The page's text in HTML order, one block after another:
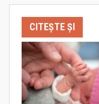
CITEȘTE ȘI